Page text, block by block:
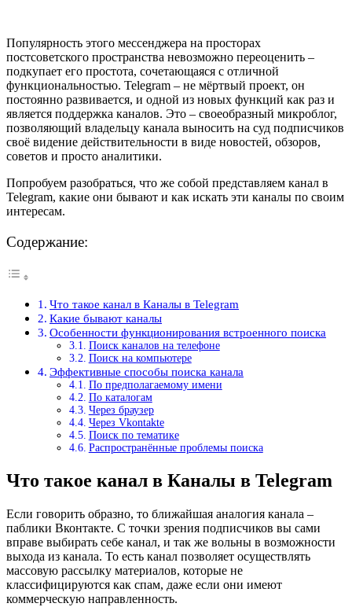
Популярность этого мессенджера на просторах
постсоветского пространства невозможно переоценить –
подкупает его простота, сочетающаяся с отличной
функциональностью. Telegram – не мёртвый проект, он
постоянно развивается, и одной из новых функций как раз и
является поддержка каналов. Это – своеобразный микроблог,
позволяющий владельцу канала выносить на суд подписчиков
своё видение действительности в виде новостей, обзоров,
советов и просто аналитики.
Попробуем разобраться, что же собой представляем канал в
Telegram, какие они бывают и как искать эти каналы по своим
интересам.
Содержание:
Что такое канал в Каналы в Telegram
Какие бывают каналы
Особенности функционирования встроенного поиска
Поиск каналов на телефоне
Поиск на компьютере
Эффективные способы поиска канала
По предполагаемому имени
По каталогам
Через браузер
Через Vkontakte
Поиск по тематике
Распространённые проблемы поиска
Что такое канал в Каналы в Telegram
Если говорить образно, то ближайшая аналогия канала –
паблики Вконтакте. С точки зрения подписчиков вы сами
вправе выбирать себе канал, и так же вольны в возможности
выхода из канала. То есть канал позволяет осуществлять
массовую рассылку материалов, которые не
классифицируются как спам, даже если они имеют
коммерческую направленность.